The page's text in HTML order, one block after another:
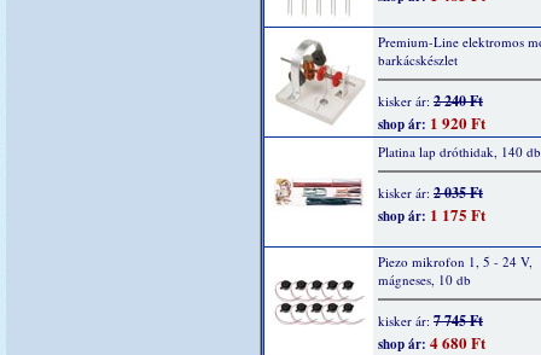
Premium-Line elektromos
barkácskészlet
kisker ár: 2 240 Ft
shop ár: 1 920 Ft
Platina lap dróthidak, 140
kisker ár: 2 035 Ft
shop ár: 1 175 Ft
Piezo mikrofon 1, 5 - 24 V,
mágneses, 10 db
kisker ár: 7 745 Ft
shop ár: 4 680 Ft